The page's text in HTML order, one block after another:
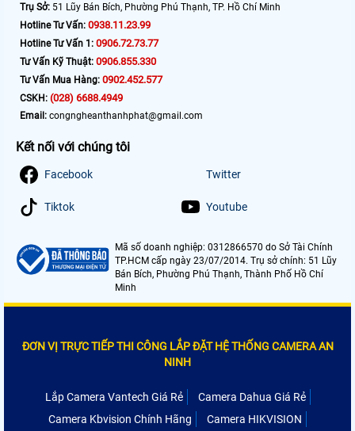
Trụ Sở: 51 Lũy Bán Bích, Phường Phú Thạnh, TP. Hồ Chí Minh
Hotline Tư Vấn: 0938.11.23.99
Hotline Tư Vấn 1: 0906.72.73.77
Tư Vấn Kỹ Thuật: 0906.855.330
Tư Vấn Mua Hàng: 0902.452.577
CSKH: (028) 6688.4949
Email: congngheanthanhphat@gmail.com
Kết nối với chúng tôi
Facebook Twitter
Tiktok Youtube
Mã số doanh nghiệp: 0312866570 do Sở Tài Chính
TP.HCM cấp ngày 23/07/2014. Trụ sở chính: 51 Lũy
Bán Bích, Phường Phú Thạnh, Thành Phố Hồ Chí
Minh
ĐƠN VỊ TRỰC TIẾP THI CÔNG LẮP ĐẶT HỆ THỐNG CAMERA AN
NINH
Lắp Camera Vantech Giá Rẻ
Camera Dahua Giá Rẻ
Camera Kbvision Chính Hãng
Camera HIKVISION